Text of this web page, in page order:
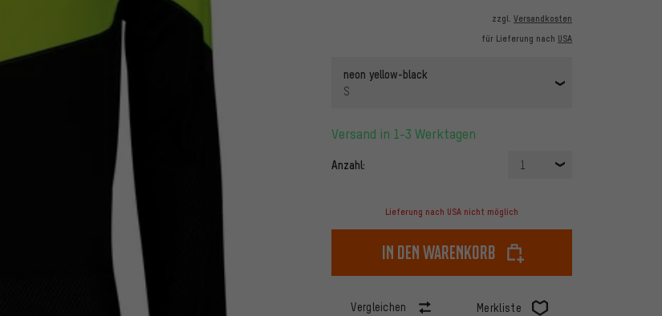
zzgl. Versandkosten
für Lieferung nach USA
neon yellow-black
S
Versand in 1-3 Werktagen
Anzahl: 1
Lieferung nach USA nicht möglich
In den Warenkorb
Vergleichen Merkliste